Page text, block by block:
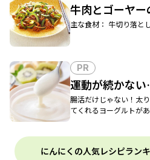
牛肉とゴーヤー
主な食材： 牛切り落と
PR
運動が続かな
腸活だけじゃない！太
てくれるヨーグルトが
にんにくの人気レシピラン